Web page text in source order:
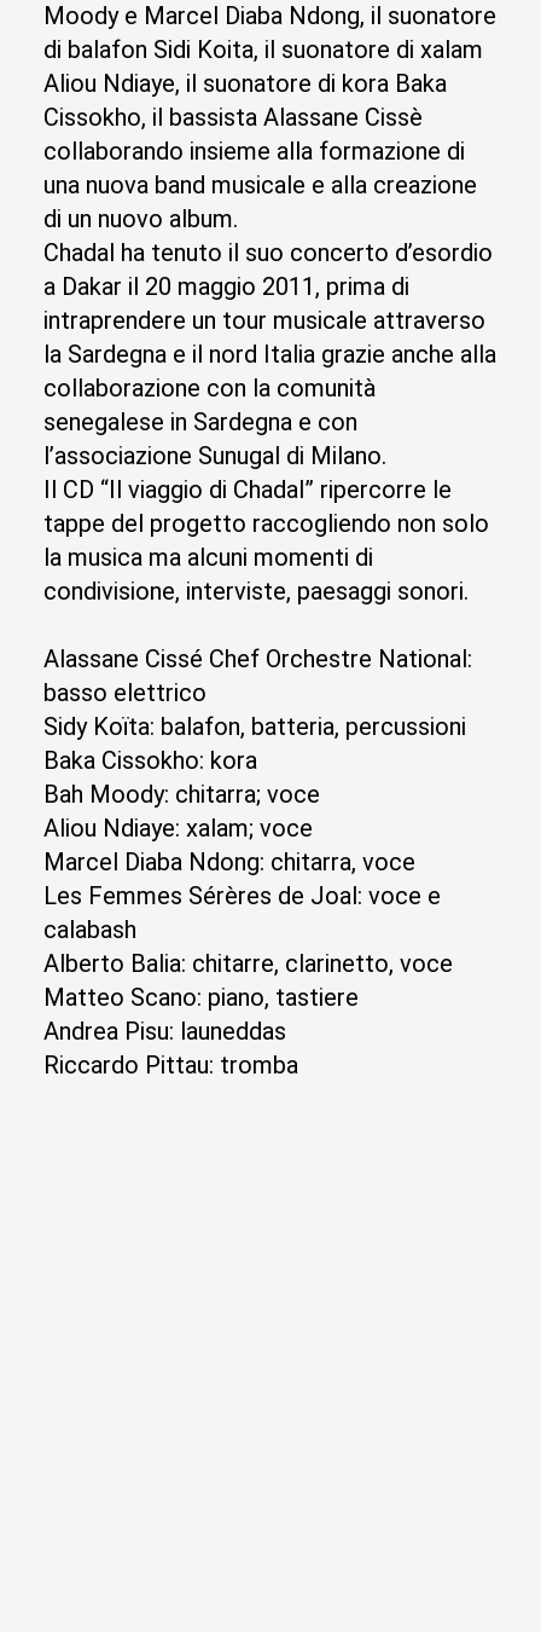
Moody e Marcel Diaba Ndong, il suonatore
di balafon Sidi Koita, il suonatore di xalam
Aliou Ndiaye, il suonatore di kora Baka
Cissokho, il bassista Alassane Cissè
collaborando insieme alla formazione di
una nuova band musicale e alla creazione
di un nuovo album.
Chadal ha tenuto il suo concerto d’esordio
a Dakar il 20 maggio 2011, prima di
intraprendere un tour musicale attraverso
la Sardegna e il nord Italia grazie anche alla
collaborazione con la comunità
senegalese in Sardegna e con
l’associazione Sunugal di Milano.
Il CD “Il viaggio di Chadal” ripercorre le
tappe del progetto raccogliendo non solo
la musica ma alcuni momenti di
condivisione, interviste, paesaggi sonori.
Alassane Cissé Chef Orchestre National:
basso elettrico
Sidy Koïta: balafon, batteria, percussioni
Baka Cissokho: kora
Bah Moody: chitarra; voce
Aliou Ndiaye: xalam; voce
Marcel Diaba Ndong: chitarra, voce
Les Femmes Sérères de Joal: voce e
calabash
Alberto Balia: chitarre, clarinetto, voce
Matteo Scano: piano, tastiere
Andrea Pisu: launeddas
Riccardo Pittau: tromba